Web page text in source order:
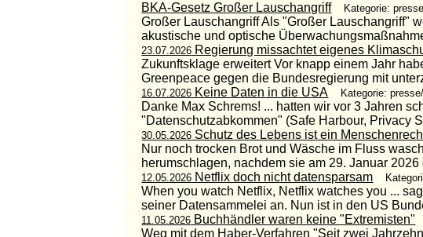
BKA-Gesetz Großer Lauschangriff Kategorie:
Großer Lauschangriff Als "Großer Lauschangriff"
akustische und optische
23.07.2026 Regierung missachtet eigenes
Zukunftsklage erweitert Vor knapp einem Jahr
Greenpeace gegen die Bundesregierung mit
16.07.2026 Keine Daten in die USA Kategorie:
Danke Max Schrems! ... hatten wir vor 3 Jahren
"Datenschutzabkommen" (Safe Harbour, Privacy
30.05.2026 Schutz des Lebens ist ein
Nur noch trocken Brot und Wäsche im Fluss
herumschlagen, nachdem sie am 29. Januar
12.05.2026 Netflix doch nicht datensparsam
When you watch Netflix, Netflix watches you ...
seiner Datensammelei an. Nun ist in den US
11.05.2026 Buchhändler waren keine "Extremisten"
Weg mit dem Haber-Verfahren "Seit zwei